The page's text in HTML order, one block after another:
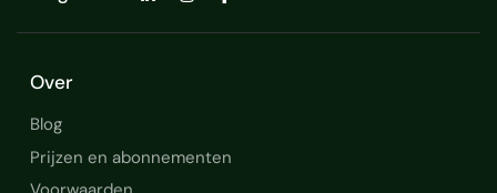
Over
Blog
Prijzen en abonnementen